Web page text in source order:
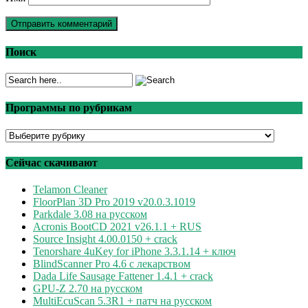
Поиск
Программы по рубрикам
Программы
рубрикам
Сейчас скачивают
Telamon Cleaner
FloorPlan 3D Pro 2019 v20.0.3.1019
Parkdale 3.08 на русском
Acronis BootCD 2021 v26.1.1 + RUS
Source Insight 4.00.0150 + crack
Tenorshare 4uKey for iPhone 3.3.1.14 + ключ
BlindScanner Pro 4.6 с лекарством
Dada Life Sausage Fattener 1.4.1 + crack
GPU-Z 2.70 на русском
MultiEcuScan 5.3R1 + патч на русском